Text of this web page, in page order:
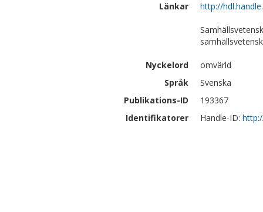
Länkar
http://
Nyckelord
omvärld
Språk
Svenska
Publikations-ID
193367
Identifikatorer
Handle-ID: